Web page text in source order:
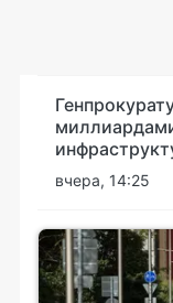
вчера, 14:25